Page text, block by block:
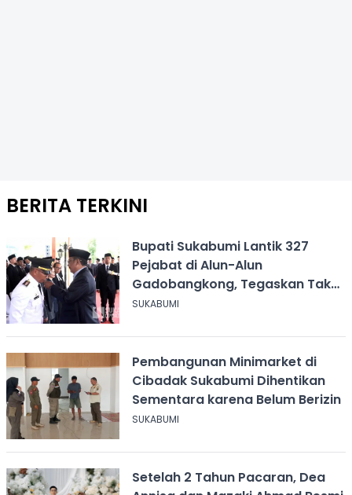
BERITA TERKINI
Bupati Sukabumi Lantik 327
Pejabat di Alun-Alun
Gadobangkong, Tegaskan Tak
Ada Jual Beli Jabatan
SUKABUMI
Pembangunan Minimarket di
Cibadak Sukabumi Dihentikan
Sementara karena Belum Berizin
SUKABUMI
Setelah 2 Tahun Pacaran, Dea